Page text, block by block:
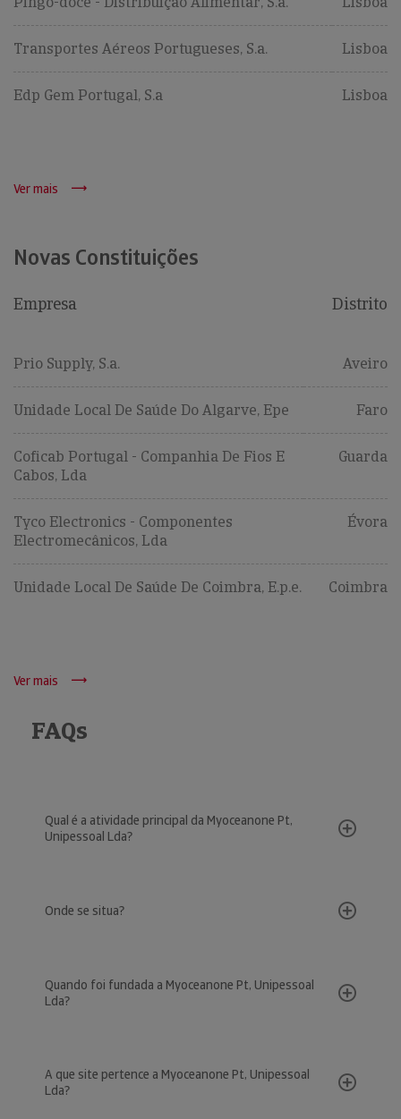
Transportes Aéreos Portugueses, S.a. Lisboa
Edp Gem Portugal, S.a Lisboa
Ver mais
Novas Constituições
Empresa Distrito
Prio Supply, S.a. Aveiro
Unidade Local De Saúde Do Algarve, Epe Faro
Coficab Portugal - Companhia De Fios E
Cabos, Lda
Guarda
Tyco Electronics - Componentes
Electromecânicos, Lda
Évora
Unidade Local De Saúde De Coimbra, E.p.e. Coimbra
Ver mais
FAQs
Qual é a atividade principal da Myoceanone Pt,
Unipessoal Lda?
Onde se situa?
Quando foi fundada a Myoceanone Pt, Unipessoal
Lda?
A que site pertence a Myoceanone Pt, Unipessoal
Lda?